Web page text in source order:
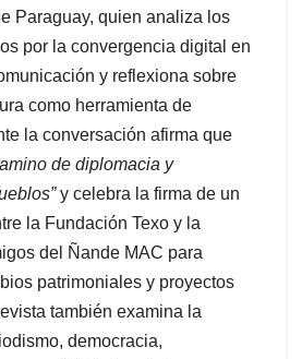
Paraguay, quien analiza los
por la convergencia digital en
y reflexiona sobre
como herramienta de
la conversación afirma que
de diplomacia y
y celebra la firma de un
la Fundación Texo y la
del Ñande MAC para
patrimoniales y proyectos
también examina la
democracia,